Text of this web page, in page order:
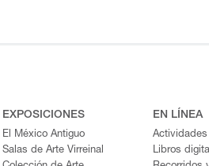
EXPOSICIONES
El México Antiguo
Salas de Arte Virreinal
EN LÍNEA
Actividades
Libros